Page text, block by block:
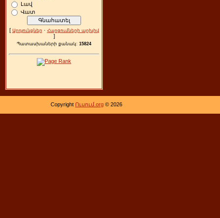
Լավ
Վատ
[ Արդյունքներ · Հարցումների արխիվ
]
Պատասխաների քանակ: 15824
Copyright Ուսում.org © 2026